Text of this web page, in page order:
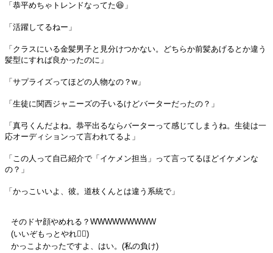
「恭平めちゃトレンドなってた😆」
「活躍してるねー」
「クラスにいる金髪男子と見分けつかない。どちらか前髪あげるとか違う
髪型にすれば良かったのに」
「サプライズってほどの人物なの？w」
「生徒に関西ジャニーズの子いるけどバーターだったの？」
「真弓くんだよね。恭平出るならバーターって感じてしまうね。生徒は一
応オーディションって言われてるよ」
「この人って自己紹介で「イケメン担当」って言ってるほどイケメンな
の？」
「かっこいいよ、彼。道枝くんとは違う系統で」
そのドヤ顔やめれる？WWWWWWWWW
(いいぞもっとやれ👈🏻)
かっこよかったですよ、はい。(私の負け)